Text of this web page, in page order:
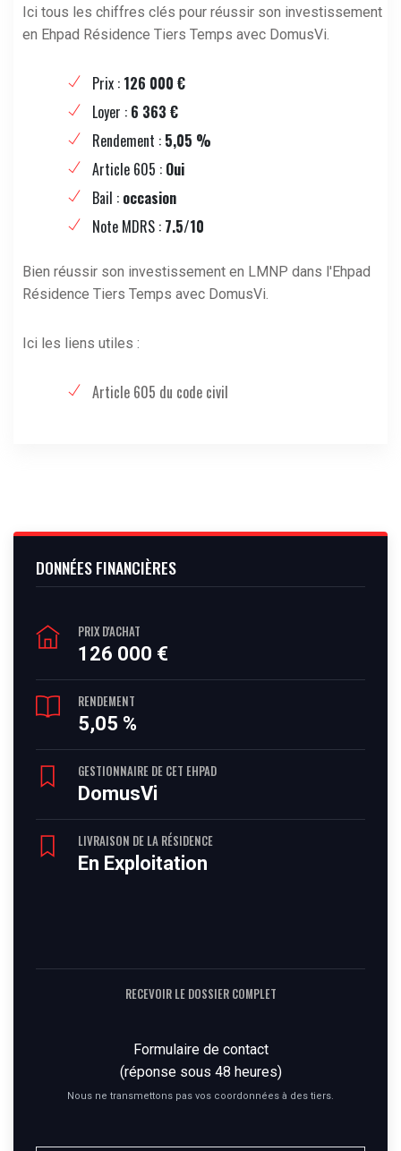
Ici tous les chiffres clés pour réussir son investissement
en Ehpad Résidence Tiers Temps avec DomusVi.
Prix : 126 000 €
Loyer : 6 363 €
Rendement : 5,05 %
Article 605 : Oui
Bail : occasion
Note MDRS : 7.5/10
Bien réussir son investissement en LMNP dans l'Ehpad
Résidence Tiers Temps avec DomusVi.
Ici les liens utiles :
Article 605 du code civil
DONNÉES FINANCIÈRES
PRIX D'ACHAT
126 000 €
RENDEMENT
5,05 %
GESTIONNAIRE DE CET EHPAD
DomusVi
LIVRAISON DE LA RÉSIDENCE
En Exploitation
RECEVOIR LE DOSSIER COMPLET
Formulaire de contact
(réponse sous 48 heures)
Nous ne transmettons pas vos coordonnées à des tiers.